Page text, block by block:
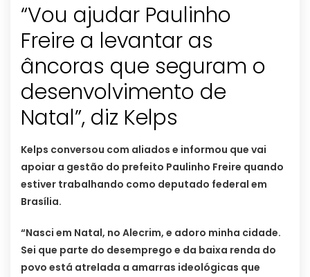
“Vou ajudar Paulinho
Freire a levantar as
âncoras que seguram o
desenvolvimento de
Natal”, diz Kelps
Kelps conversou com aliados e informou que vai
apoiar a gestão do prefeito Paulinho Freire quando
estiver trabalhando como deputado federal em
Brasília.
“Nasci em Natal, no Alecrim, e adoro minha cidade.
Sei que parte do desemprego e da baixa renda do
povo está atrelada a amarras ideológicas que